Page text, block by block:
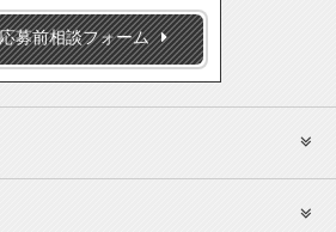
募前相談フォーム